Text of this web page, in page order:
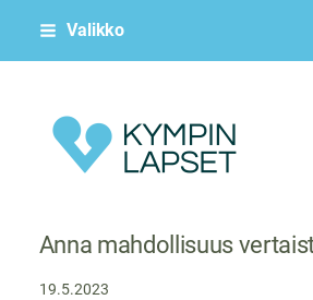
Siirry
Valikko
Kympin Lapset ry
Anna mahdollisuus
19.5.2023